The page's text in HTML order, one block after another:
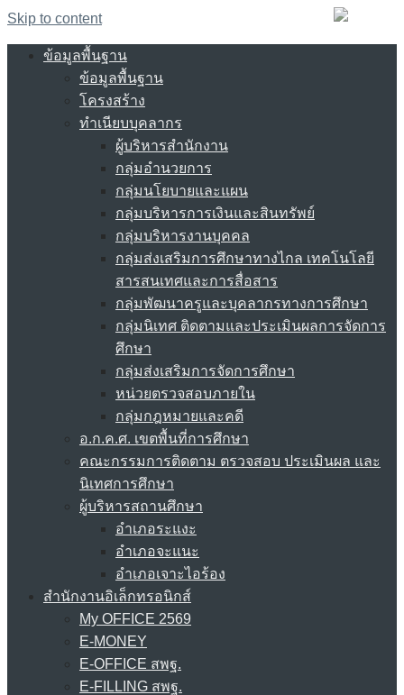
Skip to content
ข้อมูลพื้นฐาน
ข้อมูลพื้นฐาน
โครงสร้าง
ทำเนียบบุคลากร
ผู้บริหารสำนักงาน
กลุ่มอำนวยการ
กลุ่มนโยบายและแผน
กลุ่มบริหารการเงินและสินทรัพย์
กลุ่มบริหารงานบุคคล
กลุ่มส่งเสริมการศึกษาทางไกล เทคโนโลยี
สารสนเทศและการสื่อสาร
กลุ่มพัฒนาครูและบุคลากรทางการศึกษา
กลุ่มนิเทศ ติดตามและประเมินผลการจัดการ
ศึกษา
กลุ่มส่งเสริมการจัดการศึกษา
หน่วยตรวจสอบภายใน
กลุ่มกฎหมายและคดี
อ.ก.ค.ศ. เขตพื้นที่การศึกษา
คณะกรรมการติดตาม ตรวจสอบ ประเมินผล และ
นิเทศการศึกษา
ผู้บริหารสถานศึกษา
อำเภอระแงะ
อำเภอจะแนะ
อำเภอเจาะไอร้อง
สำนักงานอิเล็กทรอนิกส์
My OFFICE 2569
E-MONEY
E-OFFICE สพฐ.
E-FILLING สพฐ.